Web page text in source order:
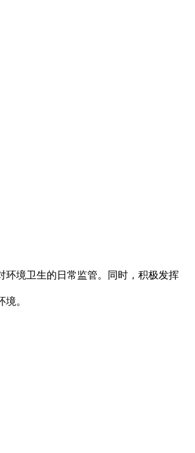
境卫生的日常监管。同时，积极发挥
。